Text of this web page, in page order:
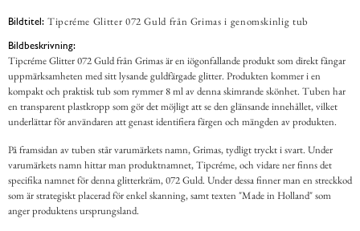
Bildtitel: Tipcréme Glitter 072 Guld från Grimas i genomskinlig tub
Bildbeskrivning:
Tipcréme Glitter 072 Guld från Grimas är en iögonfallande produkt som direkt fångar
uppmärksamheten med sitt lysande guldfärgade glitter. Produkten kommer i en
kompakt och praktisk tub som rymmer 8 ml av denna skimrande skönhet. Tuben har
en transparent plastkropp som gör det möjligt att se den glänsande innehållet, vilket
underlättar för användaren att genast identifiera färgen och mängden av produkten.
På framsidan av tuben står varumärkets namn, Grimas, tydligt tryckt i svart. Under
varumärkets namn hittar man produktnamnet, Tipcréme, och vidare ner finns det
specifika namnet för denna glitterkräm, 072 Guld. Under dessa finner man en streckkod
som är strategiskt placerad för enkel skanning, samt texten "Made in Holland" som
anger produktens ursprungsland.